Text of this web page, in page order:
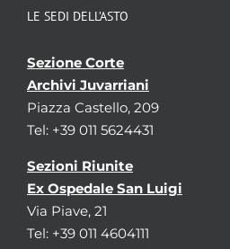
LE SEDI DELL’ASTO
Sezione Corte
Archivi Juvarriani
Piazza Castello, 209
Tel: +39 011 5624431
Sezioni Riunite
Ex Ospedale San Luigi
Via Piave, 21
Tel: +39 011 4604111